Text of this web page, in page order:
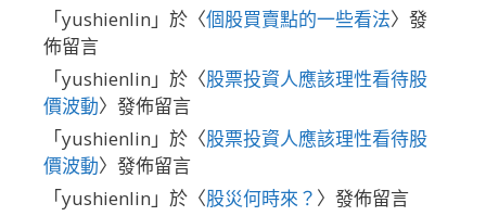
「yushienlin 」於〈個股買賣點的一些看法〉發
佈留言
「yushienlin 」於〈股票投資人應該理性看待股
價波動〉發佈留言
「yushienlin 」於〈股票投資人應該理性看待股
價波動〉發佈留言
「yushienlin 」於〈股災何時來？ 〉發佈留言